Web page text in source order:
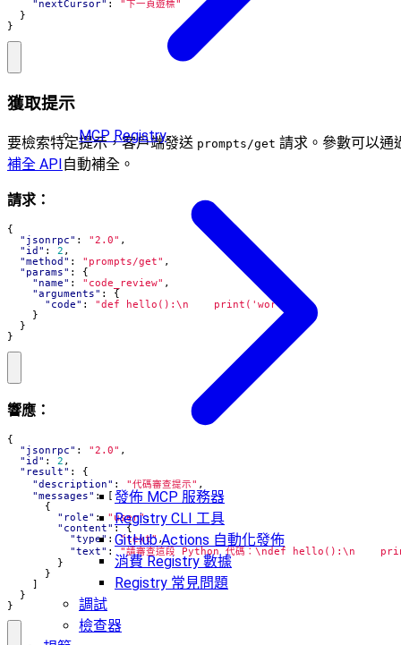
MCP Registry
發佈 MCP 服務器
Registry CLI 工具
GitHub Actions 自動化發佈
消費 Registry 數據
Registry 常見問題
調試
檢查器
"nextCursor" :
"下一頁遊標"
}
}
獲取提示
要檢索特定提示，客戶端發送 prompts/get 請求。參數可以通
補全 API自動補全。
請求：
{
"jsonrpc" : "2.0" ,
"id" : 2 ,
"method" : "prompts/get" ,
"params" :
{
"name" : "code_review" ,
"arguments" :
{
"code" :
"def hello():\n    print('world')"
}
}
}
響應：
{
"jsonrpc" : "2.0" ,
"id" : 2 ,
"result" :
{
"description" : "代碼審查提示" ,
"messages" :
[
{
"role" : "user",
"content" : {
"type" : "text",
"text" :
"請審查這段 Python 代碼：\ndef hello():\n
}
}
]
}
}